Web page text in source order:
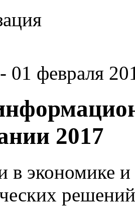
01 февраля
2017
в экономике и